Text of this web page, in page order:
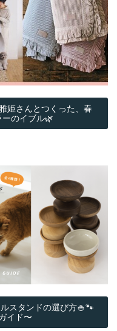
姫さんとつくった、春
のイブル🌿
スタンドの選び方🍚🐾
イド〜